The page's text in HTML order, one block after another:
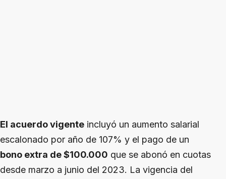
El acuerdo vigente incluyó un aumento salarial
escalonado por año de 107% y el pago de un
bono extra de $100.000 que se abonó en cuotas
desde marzo a junio del 2023. La vigencia del